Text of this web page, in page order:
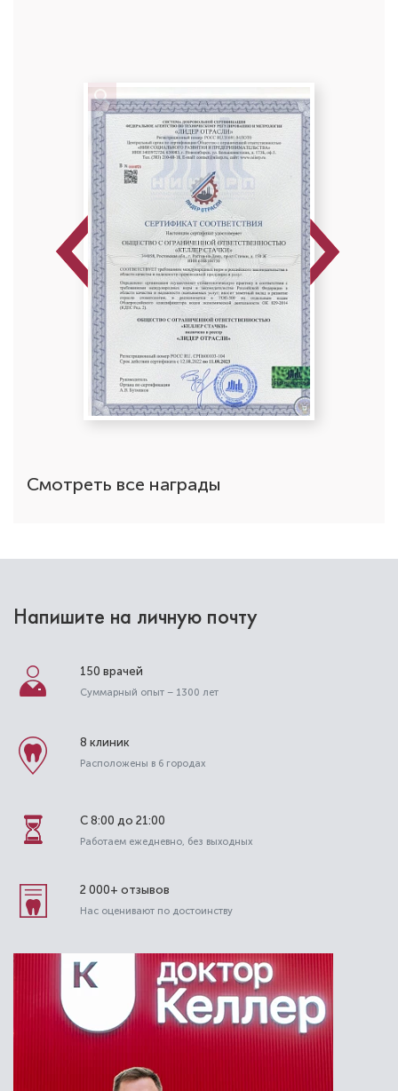
Стаж работы: 10 лет
Романовская Оксана Петровна
Стоматолог-ортодонт
Специальность: детская ортодонтия,
Стоматолог-ортодонт
ортодонтия
Previous Next
Смотреть все награды
Напишите на личную почту
150 врачей
Суммарный опыт – 1300 лет
8 клиник
Расположены в 6 городах
С 8:00 до 21:00
Работаем ежедневно, без выходных
2 000+ отзывов
Нас оценивают по достоинству